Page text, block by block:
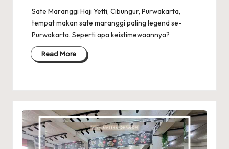
Sate Maranggi Haji Yetti, Cibungur, Purwakarta,
tempat makan sate maranggi paling legend se-
Purwakarta. Seperti apa keistimewaannya?
Read More